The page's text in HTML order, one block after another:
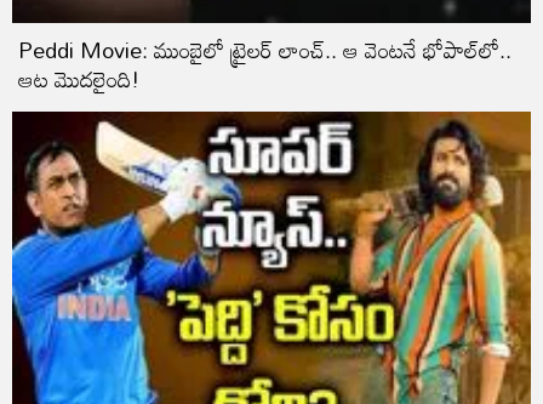
Peddi Movie: ముంబైలో ట్రైలర్ లాంచ్.. ఆ వెంటనే భోపాల్‌లో..
ఆట మొదలైంది!